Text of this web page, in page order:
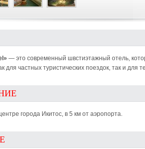
— это современный швстиэтажный отель,
для частных туристических поездок, так и для
города Икитос, в 5 км от аэропорта.